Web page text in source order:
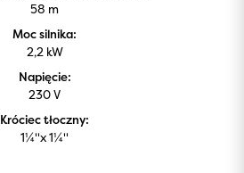
58 m
Moc silnika:
2,2 kW
Napięcie:
230 V
Króciec tłoczny:
1¼''x 1¼''